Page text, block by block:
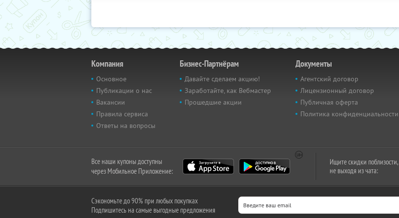
Компания
Основное
Публикации о нас
Вакансии
Правила сервиса
Ответы на вопросы
Бизнес-Партнёрам
Давайте сделаем акцию!
Заработайте, как Вебмастер
Прошедшие акции
Документы
Агентский договор
Лицензионный договор
Публичная оферта
Политика конфиденциальности
Все наши купоны доступны
через Мобильное Приложение:
Ищите скидки поблизости,
не выходя из чата:
Сэкономьте до 90% при любых покупках
Подпишитесь на самые выгодные предложения